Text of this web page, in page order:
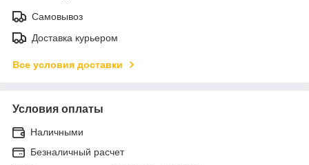
Самовывоз
Доставка курьером
Все условия доставки
Условия оплаты
Наличными
Безналичный расчет